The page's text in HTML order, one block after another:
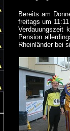
Bereits am
freitags um
Verdauungszeit
Pension
Rheinländer bei